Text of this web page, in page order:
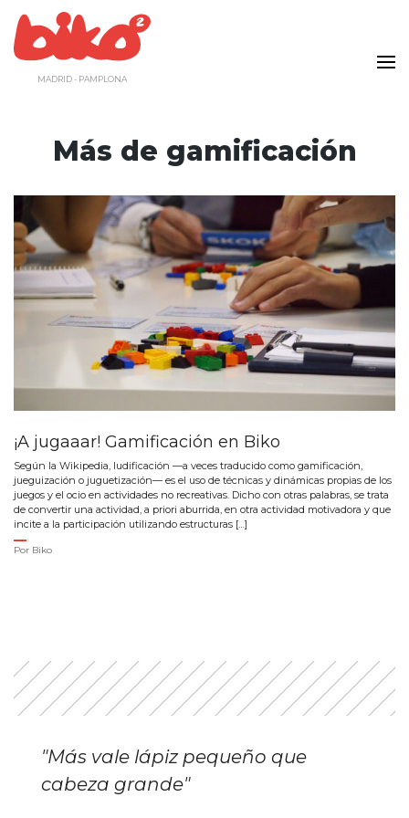
contenido
MADRID - PAMPLONA
Más de gamificación
¡A jugaaar! Gamificación en Biko
Según la Wikipedia, ludificación —a veces traducido como gamificación,
jueguización o juguetización— es el uso de técnicas y dinámicas propias de los
juegos y el ocio en actividades no recreativas. Dicho con otras palabras, se trata
de convertir una actividad, a priori aburrida, en otra actividad motivadora y que
incite a la participación utilizando estructuras […]
Por Biko
"Más vale lápiz pequeño que
cabeza grande"